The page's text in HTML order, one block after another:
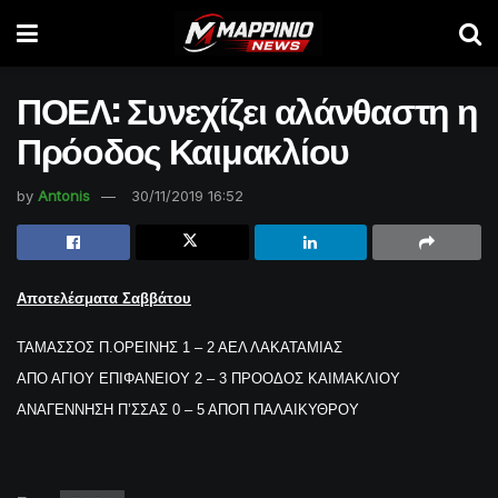
ΠΟΕΛ: Συνεχίζει αλάνθαστη η
Πρόοδος Καιμακλίου
by Antonis 30/11/2019 16:52
Αποτελέσματα Σαββάτου
ΤΑΜΑΣΣΟΣ Π.ΟΡΕΙΝΗΣ 1 – 2 ΑΕΛ ΛΑΚΑΤΑΜΙΑΣ
ΑΠΟ ΑΓΙΟΥ ΕΠΙΦΑΝΕΙΟΥ 2 – 3 ΠΡΟΟΔΟΣ ΚΑΙΜΑΚΛΙΟΥ
ΑΝΑΓΕΝΝΗΣΗ Π’ΣΣΑΣ 0 – 5 ΑΠΟΠ ΠΑΛΑΙΚΥΘΡΟΥ